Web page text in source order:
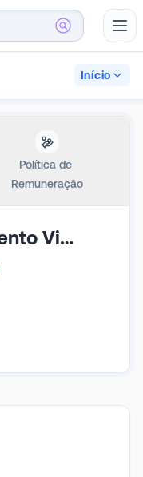
Início
Política de
Remuneração
Vic Desenvolvimento Vintage